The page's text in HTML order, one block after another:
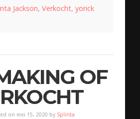
Jackson, Verkocht, yorick
OF
on mei 15, 2020 by Splinta